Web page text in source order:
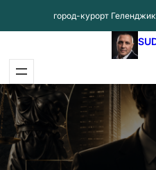
к
город-курорт Геленджик